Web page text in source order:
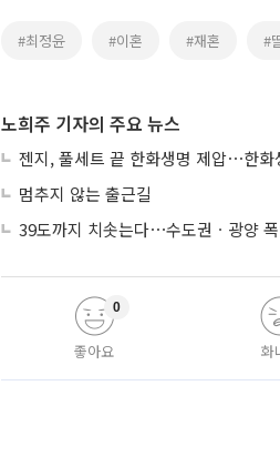
#최정윤 #이혼 #재혼 #
노희주 기자의 주요 뉴스
젠지, 풀세트 끝 한화생명 제압⋯한화
멈추지 않는 출근길
39도까지 치솟는다⋯수도권ㆍ광양
좋아요
0
화